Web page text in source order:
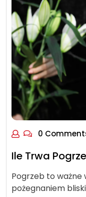
0
Ile Trwa
Pogrzeb to ważne
pożegnaniem